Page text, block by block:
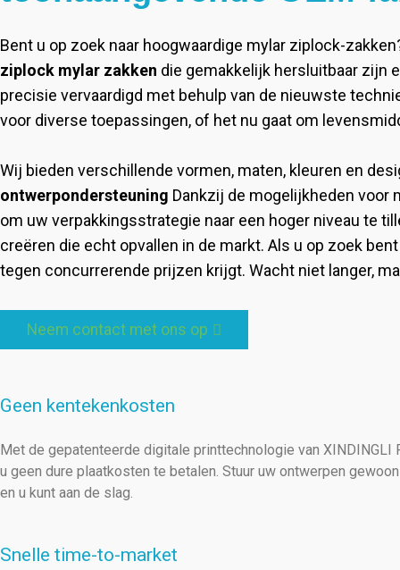
Bent u op zoek naar hoogwaardige mylar ziplock-
ziplock mylar zakken die gemakkelijk hersluitbaar zijn
precisie vervaardigd met behulp van de nieuwste
voor diverse toepassingen, of het nu gaat om
Wij bieden verschillende vormen, maten, kleuren en
ontwerpondersteuning Dankzij de mogelijkheden
om uw verpakkingsstrategie naar een hoger niveau te
creëren die echt opvallen in de markt. Als u op zoek
tegen concurrerende prijzen krijgt. Wacht niet langer,
Neem contact met ons op
Geen kentekenkosten
Met de gepatenteerde digitale printtechnologie van XINDINGLI
u geen dure plaatkosten te betalen. Stuur uw ontwerpen
en u kunt aan de slag.
Snelle time-to-market